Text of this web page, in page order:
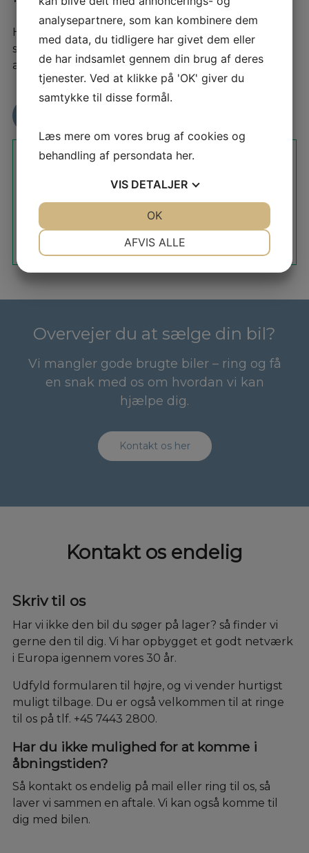
Hos os kan du trygt handle. Vi har en TrustPilot
score på 4,9 stjerner og deraf over 330
anmeldelser. Det skal være trygt at handle bil.
Overvejer du at sælge din bil?
Vi mangler gode brugte biler – ring og få
en snak med os om hvordan vi kan
hjælpe dig.
Kontakt os her
Kontakt os endelig
Skriv til os
Har vi ikke den bil du søger på lager? så finder vi
gerne den til dig. Vi har opbygget et godt netværk
i Europa igennem vores 30 år.
Udfyld formularen til højre, og vi vender hurtigst
muligt tilbage. Du er også velkommen til at ringe
til os på tlf. +45 7443 2800.
Har du ikke mulighed for at komme i
åbningstiden?
Så kontakt os endelig på mail eller ring til os, så
laver vi sammen en aftale. Vi kan også komme til
dig med bilen.
analysepartnere, som kan kombinere dem
med data, du tidligere har givet dem eller
de har indsamlet gennem din brug af deres
tjenester. Ved at klikke på 'OK' giver du
samtykke til disse formål.
Læs mere om vores brug af cookies og
behandling af persondata her.
VIS DETALJER
AFVIS ALLE
OK